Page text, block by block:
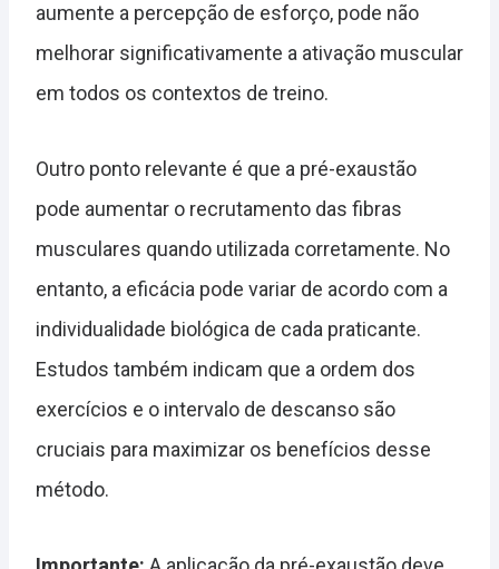
aumente a percepção de esforço, pode não
melhorar significativamente a ativação muscular
em todos os contextos de treino.
Outro ponto relevante é que a pré-exaustão
pode aumentar o recrutamento das fibras
musculares quando utilizada corretamente. No
entanto, a eficácia pode variar de acordo com a
individualidade biológica de cada praticante.
Estudos também indicam que a ordem dos
exercícios e o intervalo de descanso são
cruciais para maximizar os benefícios desse
método.